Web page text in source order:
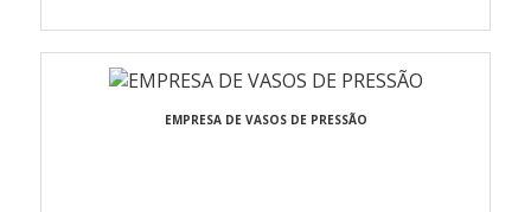
EMPRESA DE VASOS DE PRESSÃO